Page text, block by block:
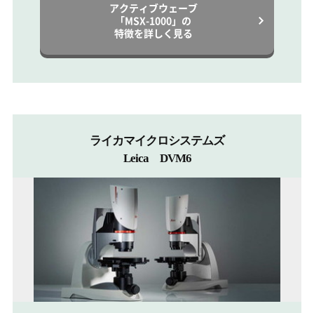
アクティブウェーブ
「MSX-1000」の
特徴を詳しく見る
ライカマイクロシステムズ
Leica DVM6